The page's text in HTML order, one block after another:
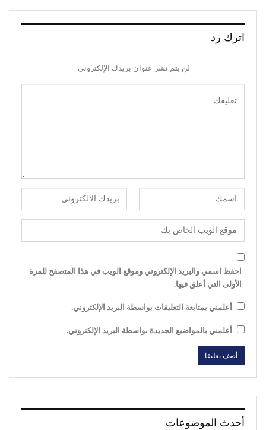
اترك رد
لن يتم نشر عنوان بريدك الإلكتروني.
احفظ اسمي والبريد الإلكتروني وموقع الويب في هذا المتصفح للمرة
الأولى التي أعلق فيها.
أعلمني بمتابعة التعليقات بواسطة البريد الإلكتروني.
أعلمني بالمواضيع الجديدة بواسطة البريد الإلكتروني.
أحدث الموضوعات